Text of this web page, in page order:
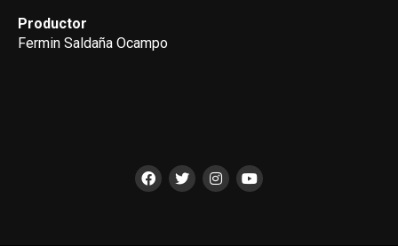
Productor
Fermin Saldaña Ocampo